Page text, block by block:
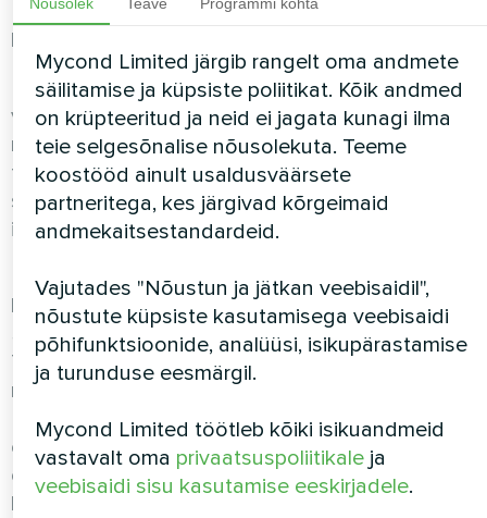
Highly rootorinverterkompressoriga ja kasutab
külmaainet R32.
BeeThermic seeriaEVI-tehnoloogiaga (auru
vahepealne sissepritse) saavutab parimad
näitajad ekstreemse pakase korral alla -15 °C
tänu Panasonic’u kompressorile. Töötab
stabiilselt kuni -25 °C, mis muudab selle
ideaalseks Eesti põhjapoolsetes piirkondades.
MBasic seeria– soodsam valik Zhuhai Landa
kompressoriga. Maksimaalne söötetemperatuur
55 °C, töö kuni -25 °C, energiaklass A+++.
Taskukohane hind, säilitades
madalatemperatuurse režiimi eelised. Kõik
Mycondi seeriad näitavad märgatavat tõhususe
erinevust W35 ja W55 režiimide vahel, seetõttu
on õige söötetemperatuuri valik igas seerias
kriitilise tähtsusega.
Mycond Limited järgib rangelt oma andmete
säilitamise ja küpsiste poliitikat. Kõik andmed
on krüpteeritud ja neid ei jagata kunagi ilma
teie selgesõnalise nõusolekuta. Teeme
koostööd ainult usaldusväärsete
partneritega, kes järgivad kõrgeimaid
andmekaitsestandardeid.
Vajutades "Nõustun ja jätkan veebisaidil",
nõustute küpsiste kasutamisega veebisaidi
põhifunktsioonide, analüüsi, isikupärastamise
ja turunduse eesmärgil.
Mycond Limited töötleb kõiki isikuandmeid
vastavalt oma privaatsuspoliitikaleja
veebisaidi sisu kasutamise eeskirjadele.